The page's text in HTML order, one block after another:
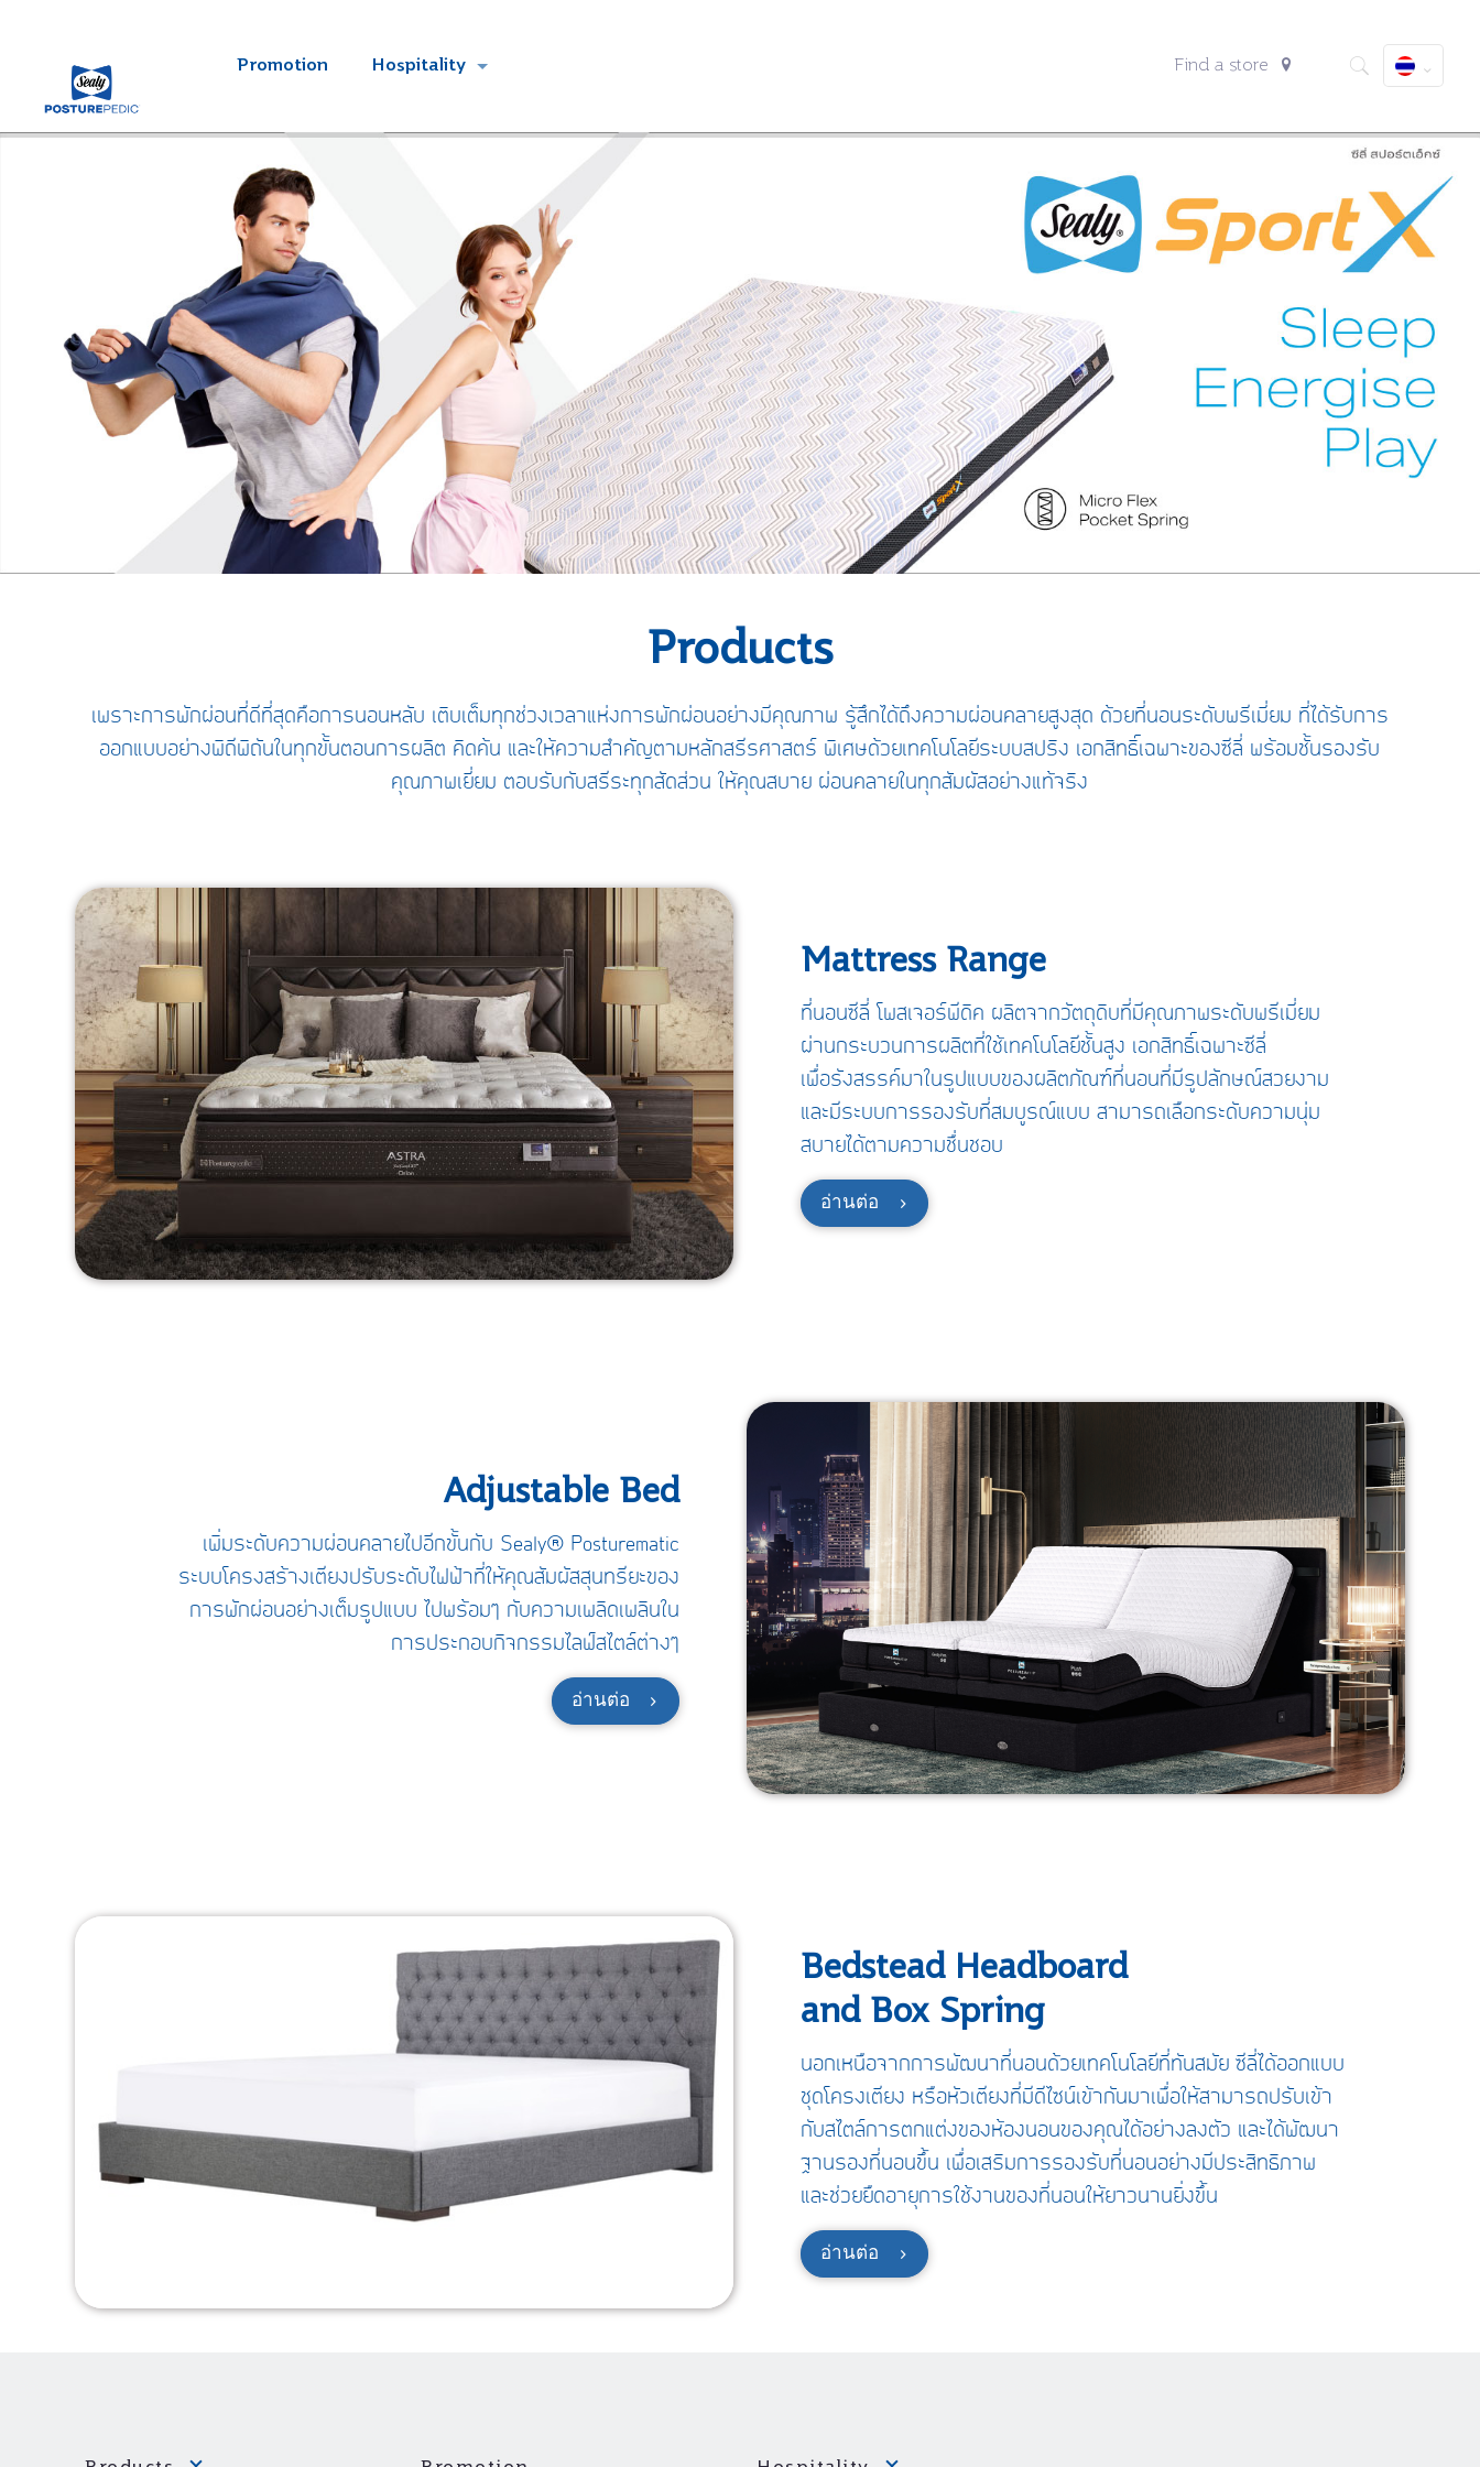
Promotion Hospitality Find a store
Products
เพราะการพักผ่อนที่ดีที่สุดคือการนอนหลับ เติบเต็มทุกช่วงเวลาแห่งการพักผ่อนอย่างมีคุณภาพ รู้สึกได้ถึงความผ่อนคลายสูงสุด ด้วยที่นอนระดับพรีเมี่ยม ที่ได้รับการ
ออกแบบอย่างพิถีพิถันในทุกขั้นตอนการผลิต คิดค้น และให้ความสำคัญตามหลักสรีรศาสตร์ พิเศษด้วยเทคโนโลยีระบบสปริง เอกสิทธิ์เฉพาะของซีลี่ พร้อมชั้นรองรับ
คุณภาพเยี่ยม ตอบรับกับสรีระทุกสัดส่วน ให้คุณสบาย ผ่อนคลายในทุกสัมผัสอย่างแท้จริง
Mattress Range
ที่นอนซีลี่ โพสเจอร์พีดิค ผลิตจากวัตถุดิบที่มีคุณภาพระดับพรีเมี่ยม
ผ่านกระบวนการผลิตที่ใช้เทคโนโลยีชั้นสูง เอกสิทธิ์เฉพาะซีลี่
เพื่อรังสรรค์มาในรูปแบบของผลิตภัณฑ์ที่นอนที่มีรูปลักษณ์สวยงาม
และมีระบบการรองรับที่สมบูรณ์แบบ สามารถเลือกระดับความนุ่ม
สบายได้ตามความชื่นชอบ
อ่านต่อ
Adjustable Bed
เพิ่มระดับความผ่อนคลายไปอีกขั้นกับ Sealy® Posturematic
ระบบโครงสร้างเตียงปรับระดับไฟฟ้าที่ให้คุณสัมผัสสุนทรียะของ
การพักผ่อนอย่างเต็มรูปแบบ ไปพร้อมๆ กับความเพลิดเพลินใน
การประกอบกิจกรรมไลฟ์สไตล์ต่างๆ
อ่านต่อ
Bedstead Headboard
and Box Spring
นอกเหนือจากการพัฒนาที่นอนด้วยเทคโนโลยีที่ทันสมัย ซีลี่ได้ออกแบบ
ชุดโครงเตียง หรือหัวเตียงที่มีดีไซน์เข้ากันมาเพื่อให้สามารถปรับเข้า
กับสไตล์การตกแต่งของห้องนอนของคุณได้อย่างลงตัว และได้พัฒนา
ฐานรองที่นอนขึ้น เพื่อเสริมการรองรับที่นอนอย่างมีประสิทธิภาพ
และช่วยยืดอายุการใช้งานของที่นอนให้ยาวนานยิ่งขึ้น
อ่านต่อ